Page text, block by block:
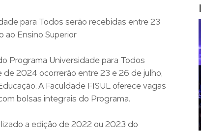
para Todos serão recebidas entre 23
ao Ensino Superior
Programa Universidade para Todos
2024 ocorrerão entre 23 e 26 de julho,
A Faculdade FISUL oferece vagas
bolsas integrais do Programa.
a edição de 2022 ou 2023 do